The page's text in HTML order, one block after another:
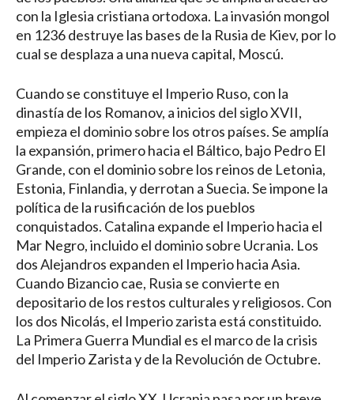
con la Iglesia cristiana ortodoxa. La invasión mongol
en 1236 destruye las bases de la Rusia de Kiev, por lo
cual se desplaza a una nueva capital, Moscú.
Cuando se constituye el Imperio Ruso, con la
dinastía de los Romanov, a inicios del siglo XVII,
empieza el dominio sobre los otros países. Se amplía
la expansión, primero hacia el Báltico, bajo Pedro El
Grande, con el dominio sobre los reinos de Letonia,
Estonia, Finlandia, y derrotan a Suecia. Se impone la
política de la rusificación de los pueblos
conquistados. Catalina expande el Imperio hacia el
Mar Negro, incluido el dominio sobre Ucrania. Los
dos Alejandros expanden el Imperio hacia Asia.
Cuando Bizancio cae, Rusia se convierte en
depositario de los restos culturales y religiosos. Con
los dos Nicolás, el Imperio zarista está constituido.
La Primera Guerra Mundial es el marco de la crisis
del Imperio Zarista y de la Revolución de Octubre.